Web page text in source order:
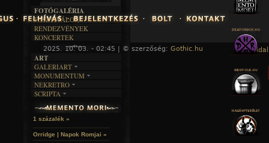
2025. 10. 03. - 02:45 | © szerzőség: Gothic.hu « Főoldal
FOTÓGALÉRIA
FESZTIVÁLOK
RENDEZVÉNYEK
KONCERTEK
ART
GALERIART
ARTGALERI
KÉPREGÉNYEK
LAKÁSKULTS
MONUMENTUM
TEMETŐK
TEMPLOMOK
VÁRAK
HELYEK
NEKRETRO
SZUBKULT
FEKETE LYUK
RELIKVIÁK
SCRIPTA
NOVELLÁK
VERSEK
1 százalék »
Orridge | Napok Romjai »